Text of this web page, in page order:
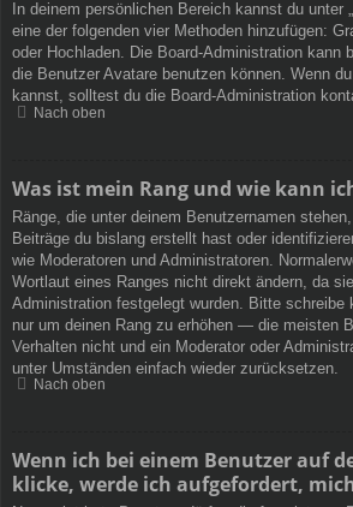
In deinem persönlichen Bereich kannst du unter
eine der folgenden vier Methoden hinzufügen:
oder Hochladen. Die Board-Administration kann
die Benutzer Avatare benutzen können. Wenn
kannst, solltest du die Board-Administration
Nach oben
Was ist mein Rang und wie kann
Ränge, die unter deinem Benutzernamen
Beiträge du bislang erstellt hast oder
wie Moderatoren und Administratoren.
Wortlaut eines Ranges nicht direkt ändern, da
Administration festgelegt wurden. Bitte schreibe
nur um deinen Rang zu erhöhen — die meisten
Verhalten nicht und ein Moderator oder
unter Umständen einfach wieder zurücksetzen.
Nach oben
Wenn ich bei einem Benutzer auf
klicke, werde ich aufgefordert,